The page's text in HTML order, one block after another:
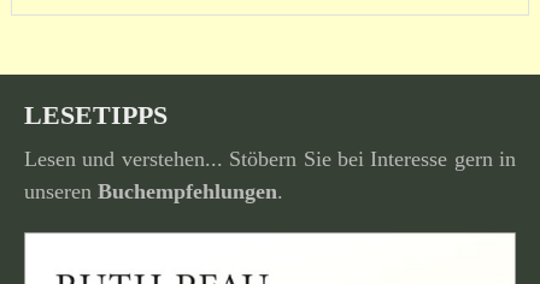
LESETIPPS
Lesen und verstehen... Stöbern Sie bei Interesse gern in
unseren Buchempfehlungen.